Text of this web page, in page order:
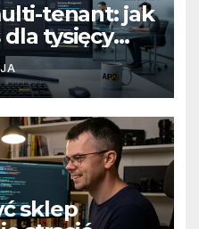
tenant: jak
tysięcy
sklep